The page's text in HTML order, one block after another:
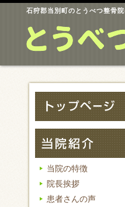
石狩郡当別町のとうべつ整骨
当院の特徴
院長挨拶
患者さんの声